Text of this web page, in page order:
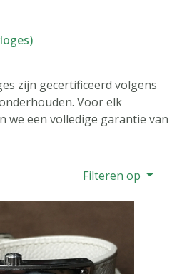
zijn gecertificeerd volgens
Voor elk
we een volledige garantie van
Filteren op